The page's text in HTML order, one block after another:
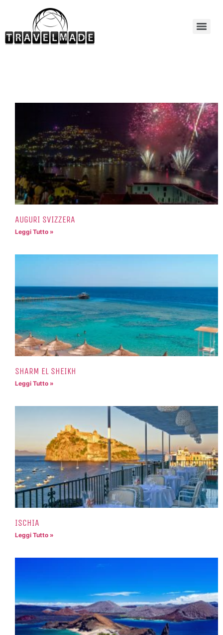
AUGURI SVIZZERA
Leggi Tutto »
SHARM EL SHEIKH
Leggi Tutto »
ISCHIA
Leggi Tutto »